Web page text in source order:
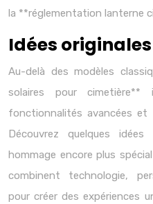
la **réglementation lanterne
Idées
Au-delà des modèles
solaires pour
fonctionnalités avancées et
Découvrez quelques
hommage encore plus
combinent technologie,
pour créer des expériences